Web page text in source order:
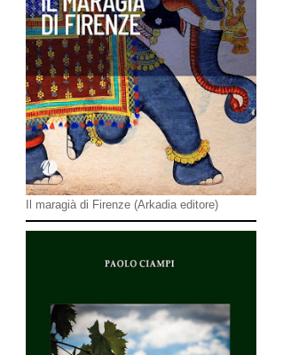
Il maragià di Firenze (Arkadia editore)